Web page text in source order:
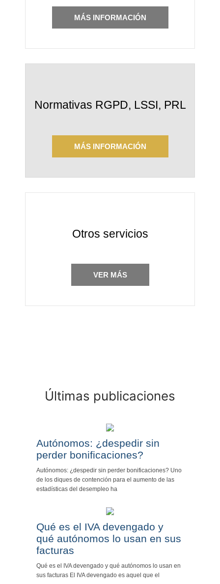
MÁS INFORMACIÓN
Normativas RGPD, LSSI, PRL
MÁS INFORMACIÓN
Otros servicios
VER MÁS
Últimas publicaciones
Autónomos: ¿despedir sin
perder bonificaciones?
Autónomos: ¿despedir sin perder bonificaciones? Uno
de los diques de contención para el aumento de las
estadísticas del desempleo ha
Qué es el IVA devengado y
qué autónomos lo usan en sus
facturas
Qué es el IVA devengado y qué autónomos lo usan en
sus facturas El IVA devengado es aquel que el